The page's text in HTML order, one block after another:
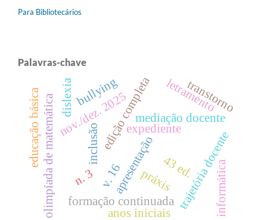
Para Bibliotecários
Palavras-chave
edição completa
v. 16
n. 3
nov./dez. 2025
43 ed.
expediente
apresentação trajetória docente
olimpíada de matemática formação continuada
mediação docente
educação básica inclusão
letramento
informática
anos iniciais
práxis
dislexia transtorno
bullying